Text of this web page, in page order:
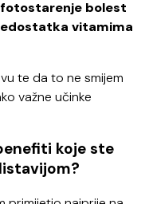
fotostarenje bolest
vitamima
te da to ne smijem
važne učinke
koje ste